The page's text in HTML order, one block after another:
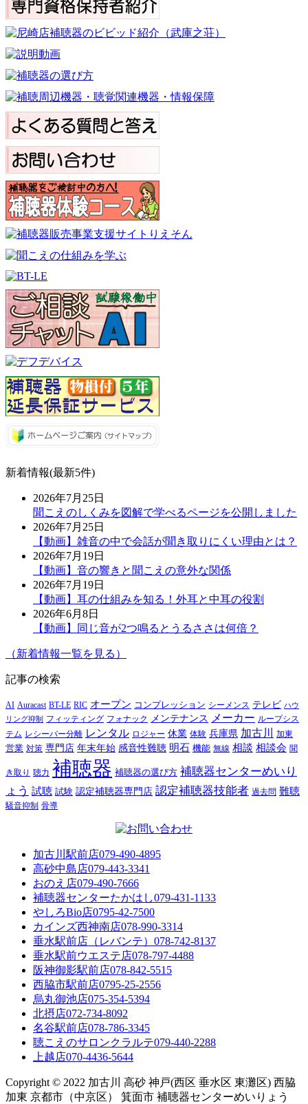
新着情報(最新5件)
2026年7月25日
聞こえのしくみを図解で学べるページを公開しました
2026年7月25日
【動画】雑音の中で会話が聞き取りにくい理由とは？
2026年7月19日
【動画】音の響きと聞こえの意外な関係
2026年7月19日
【動画】耳の仕組みを知る！外耳と中耳の役割
2026年6月8日
【動画】同じ音が2つ鳴るとうるささは何倍？
（新着情報一覧を見る）
記事の検索
AI Auracast BT-LE RIC オープン コンプレッション シーメンス テレビ ハウ
リング抑制
フィッティング フォナック メンテナンス メーカー ループシス
テム レシーバー分離 レンタル ロジャー 休業 体験 兵庫県 加古川 加東
営業 対策 専門店 年末年始 感音性難聴 明石 機能 無線 相談 相談会 聞
き取り 聴力 補聴器 補聴器の選び方 補聴器センターめいり
ょう 試聴 試験 認定補聴器専門店 認定補聴器技能者 過去問 難聴
騒音抑制 骨導
加古川駅前店079-490-4895
高砂中島店079-443-3341
おのえ店079-490-7666
補聴器センターたかはし079-431-1133
やしろBio店0795-42-7500
カインズ西神南店078-990-3314
垂水駅前店（レバンテ） 078-742-8137
垂水駅前ウエステ店078-797-4488
阪神御影駅前店078-842-5515
西脇市駅前店0795-25-2556
烏丸御池店075-354-5394
北摂店072-734-8092
名谷駅前店078-786-3345
聴こえのサロンクラルテ079-440-2288
上越店070-4436-5644
Copyright © 2022 加古川 高砂 神戸(西区 垂水区 東灘区) 西脇
加東 京都市（中京区） 箕面市 補聴器センターめいりょう